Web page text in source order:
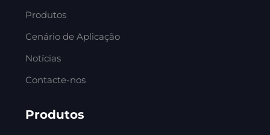
Produtos
Cenário de Aplicação
Notícias
Contacte-nos
Produtos